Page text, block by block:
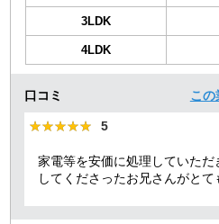
3LDK
4LDK
口コミ こ
★★★★★
★★★★★ 5
家電等を安価に処理していた
してくださったお兄さんがとて